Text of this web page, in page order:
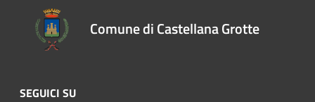
Comune di Castellana Grotte
SEGUICI SU